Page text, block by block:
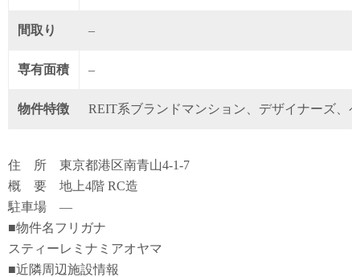
間取り –
専有面積 –
物件特徴 REIT系ブランドマンション、デザイナーズ、
住 所 東京都港区南青山4-1-7
概 要 地上4階 RC造
駐車場 ―
■物件名フリガナ
スティーレミナミアオヤマ
■近隣周辺施設情報